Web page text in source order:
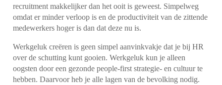
recruitment makkelijker dan het ooit is geweest. Simpelweg
omdat er minder verloop is en de productiviteit van de zittende
medewerkers hoger is dan dat deze nu is.
Werkgeluk creëren is geen simpel aanvinkvakje dat je bij HR
over de schutting kunt gooien. Werkgeluk kun je alleen
oogsten door een gezonde people-first strategie- en cultuur te
hebben. Daarvoor heb je alle lagen van de bevolking nodig.